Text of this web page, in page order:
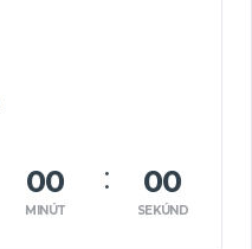
00
MINÚT
00
SEKÚND